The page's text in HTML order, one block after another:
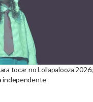
tocar no Lollapalooza 2026;
independente